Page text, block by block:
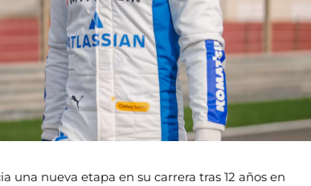
una nueva etapa en su carrera tras 12 años en